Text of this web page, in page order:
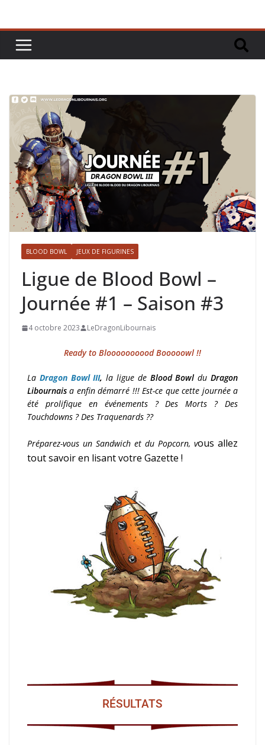
BLOOD BOWL JEUX DE FIGURINES
Ligue de Blood Bowl –
Journée #1 – Saison #3
4 octobre 2023 LeDragonLibournais
Ready to Bloooooooood Booooowl !!
La Dragon Bowl III, la ligue de Blood Bowl duDragon
Libournais a enfin démarré !!! Est-ce que cette journée a
été prolifique en événements ? Des Morts ? Des
Touchdowns ? Des Traquenards ??
Préparez-vous un Sandwich et du Popcorn, vous allez
tout savoir en lisant votre Gazette !
RÉSULTATS